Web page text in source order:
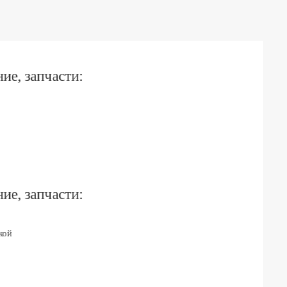
запчасти:
запчасти: